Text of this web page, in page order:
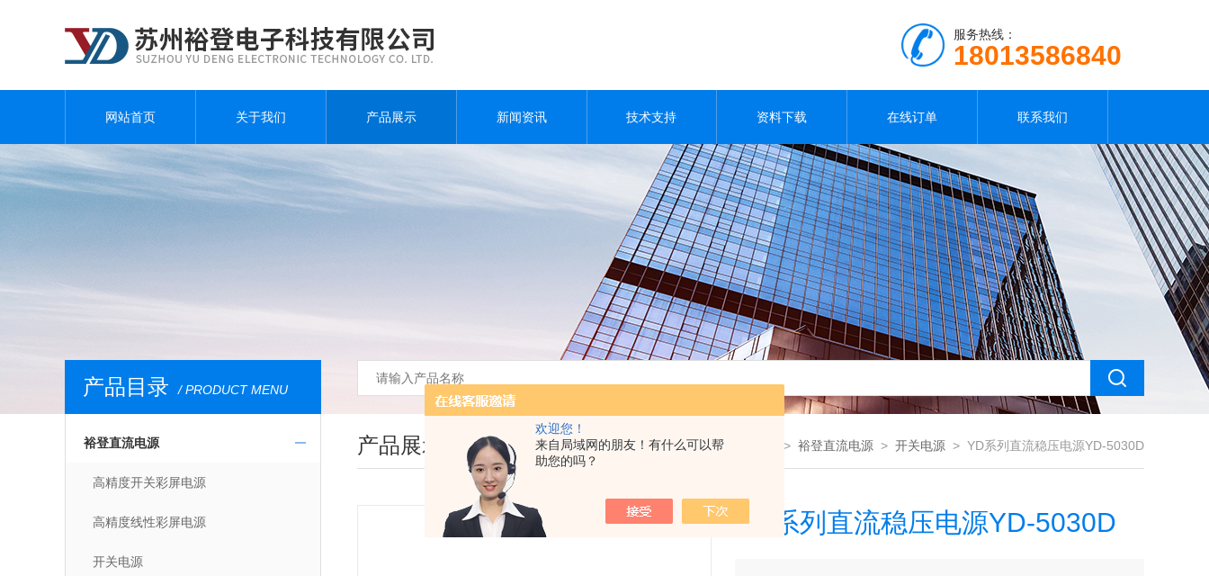
欢迎您！
来自局域网的朋友！有什么可以帮
助您的吗？
服务热线：
18013586840
网站首页 关于我们 产品展示 新闻资讯 技术支持 资料下载 在线订单 联系我们
产品目录 / PRODUCT MENU
裕登直流电源
高精度开关彩屏电源
高精度线性彩屏电源
开关电源
产品展示 您现在的位置：首页> > 裕登直流电源 > 开关电源 > YD系列直流稳压电源YD-5030D
YD系列直流稳压电源YD-5030D